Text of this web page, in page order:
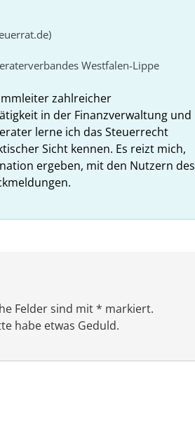
Westfalen-Lippe
zahlreicher
in der Finanzverwaltung und
lerne ich das Steuerrecht
Sicht kennen. Es reizt mich,
ergeben, mit den Nutzern des
Felder sind mit * markiert.
habe etwas Geduld.